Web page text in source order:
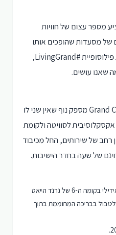
מספר עצום של חוויות
של מסעדות שהופכים אותו
ליעד בתוך יעד. מאמצים את פילוסופיית #LivingGrand,
שאנו עושים.
ממוקם בקומה ה-57, ה-Grand Club מספק נוף שאין שני לו
לסוויטה ולקומת
רחב של שירותים, החל מכיבוד
של שעה בחדר הישיבות.
הבמה מיועדת לבריחה עירונית אידילי בקומה ה-6 של גרנד הייאט
בבריכה המחוממת בתוך